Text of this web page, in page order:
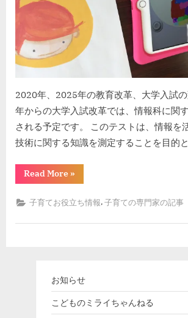
2020年、2025年の教育改革、大学入試
年からの大学入試改革では、情報科に関
される予定です。 このテストは、情報を
技術に関する知識を測定することを目的
Read More“大
学
試
が
わ
革
と
プ
ロ
グ
»
子育てお役立ち情報,子育ての専門家の記事
お知らせ
こどものミライちゃんねる